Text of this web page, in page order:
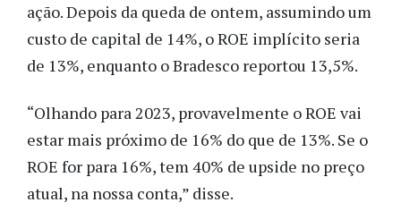
ação. Depois da queda de ontem, assumindo um
custo de capital de 14%, o ROE implícito seria
de 13%, enquanto o Bradesco reportou 13,5%.
“Olhando para 2023, provavelmente o ROE vai
estar mais próximo de 16% do que de 13%. Se o
ROE for para 16%, tem 40% de upside no preço
atual, na nossa conta,” disse.